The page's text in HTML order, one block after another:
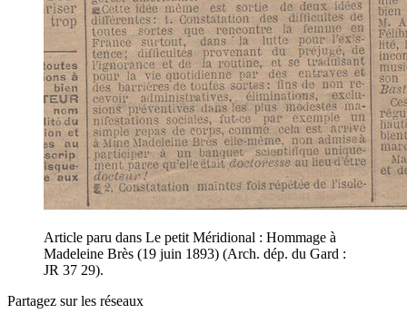
Article paru dans Le petit Méridional : Hommage à
Madeleine Brès (19 juin 1893) (Arch. dép. du Gard :
JR 37 29).
Partagez sur les réseaux